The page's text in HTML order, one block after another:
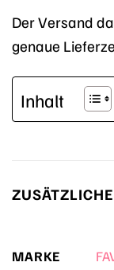
Der Versand
genaue
Inhalt
MARKE